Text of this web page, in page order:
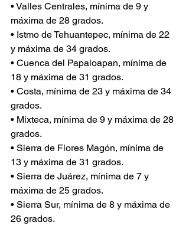
• Valles Centrales, mínima de 9 y
máxima de 28 grados.
• Istmo de Tehuantepec, mínima de 22
y máxima de 34 grados.
• Cuenca del Papaloapan, mínima de
18 y máxima de 31 grados.
• Costa, mínima de 23 y máxima de 34
grados.
• Mixteca, mínima de 9 y máxima de 28
grados.
• Sierra de Flores Magón, mínima de
13 y máxima de 31 grados.
• Sierra de Juárez, mínima de 7 y
máxima de 25 grados.
• Sierra Sur, mínima de 8 y máxima de
26 grados.